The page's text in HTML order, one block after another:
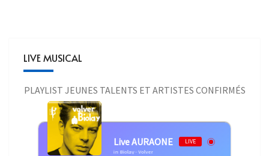
LIVE MUSICAL
PLAYLIST JEUNES TALENTS ET ARTISTES CONFIRMÉS
Live AURAONE LIVE
Benjamin Biolay - Volver